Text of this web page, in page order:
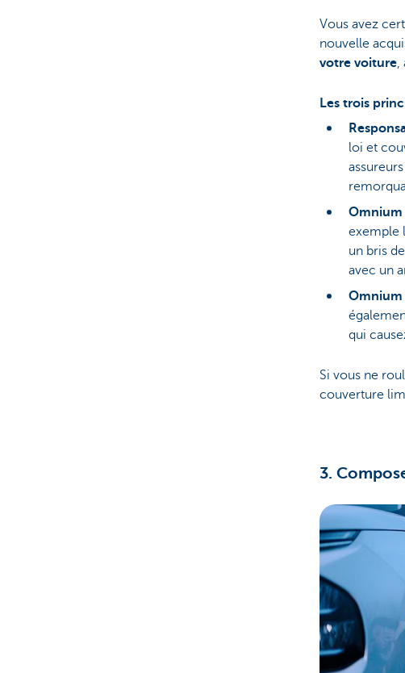
Vous avez
nouvelle
votre voiture,
Les trois
loi et
exemple
un bris
avec un
qui
Si vous ne
couverture
3.